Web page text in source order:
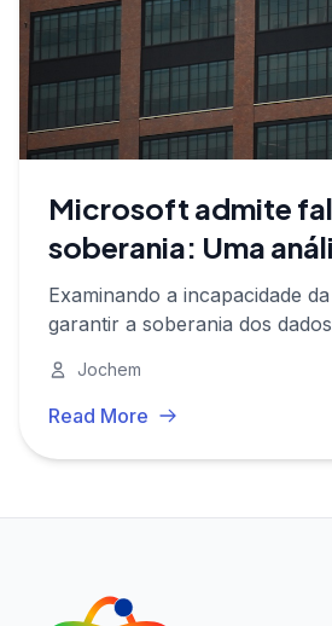
Microsoft admite
soberania: Uma
Examinando a incapacidade
garantir a soberania dos
usuários da nuvem.
Jochem
Read More